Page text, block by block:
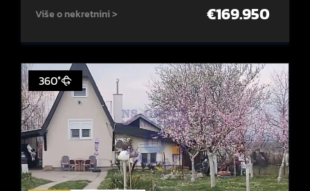
Više o nekretnini > €169.950
360°